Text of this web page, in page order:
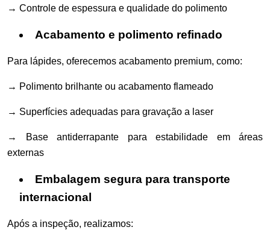
→ Controle de espessura e qualidade do polimento
Acabamento e polimento refinado
Para lápides, oferecemos acabamento premium, como:
→ Polimento brilhante ou acabamento flameado
→ Superfícies adequadas para gravação a laser
→ Base antiderrapante para estabilidade em áreas
externas
Embalagem segura para transporte
internacional
Após a inspeção, realizamos: